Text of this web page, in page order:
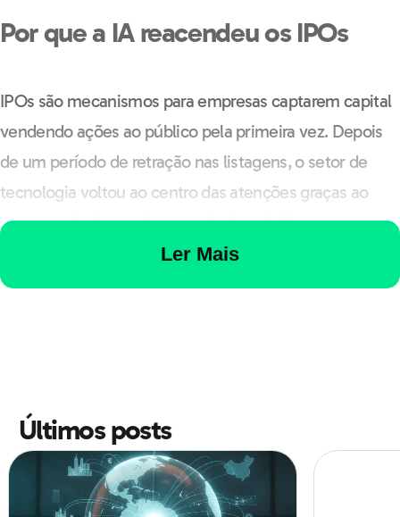
Por que a IA reacendeu os IPOs
IPOs são mecanismos para empresas captarem capital
vendendo ações ao público pela primeira vez. Depois
de um período de retração nas listagens, o setor de
tecnologia voltou ao centro das atenções graças ao
aumento da demanda por soluções de IA, maiores
investimentos em infraestrutura digital (data centers,
fibras, chips) e melhora nas condições
visibilidade funciona como sinalizador: quando uma
empresa de referência atrai interesse, outros players
consideram que o mercado está receptivo. Esse efeito
de contágio tem empurrado companhias de software,
Ler Mais
Últimos posts